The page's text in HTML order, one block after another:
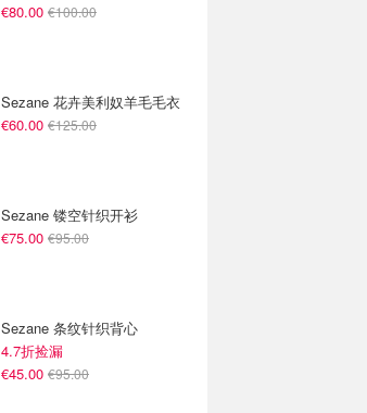
€80.00 €100.00
Sezane 花卉美利奴羊毛毛衣
€60.00 €125.00
Sezane 镂空针织开衫
€75.00 €95.00
Sezane 条纹针织背心
4.7折捡漏
€45.00 €95.00